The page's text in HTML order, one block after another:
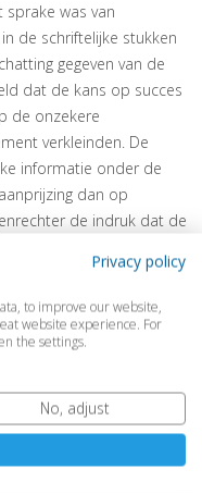
was van
de schriftelijke stukken
gegeven van de
dat de kans op succes
de onzekere
verkleinden. De
informatie onder de
dan op
de indruk dat de
of de koper in staat
beoordelen. Het
zoeken van
meer laat leiden
De
twijfel bestond
en wees de
Privacy policy
to improve our website,
website experience. For
the settings.
No, adjust